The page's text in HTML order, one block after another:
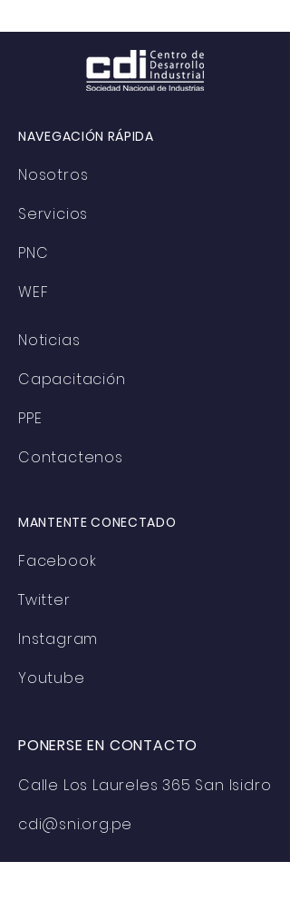
NAVEGACIÓN RÁPIDA
Nosotros
Servicios
PNC
WEF
Noticias
Capacitación
PPE
Contactenos
MANTENTE CONECTADO
Facebook
Twitter
Instagram
Youtube
PONERSE EN CONTACTO
Calle Los Laureles 365 San Isidro
cdi@sni.org.pe